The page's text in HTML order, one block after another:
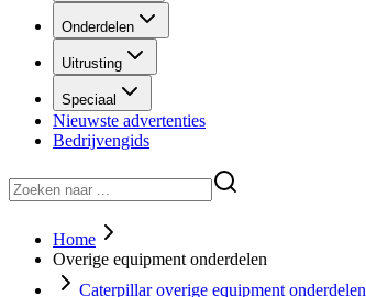
Onderdelen
Uitrusting
Speciaal
Nieuwste advertenties
Bedrijvengids
Home
Overige equipment onderdelen
Caterpillar overige equipment onderdelen